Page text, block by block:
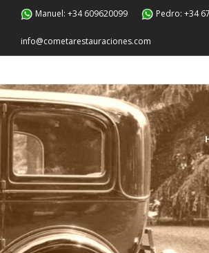
Manuel: +34 609620099 Pedro: +34
info@cometarestauraciones.com